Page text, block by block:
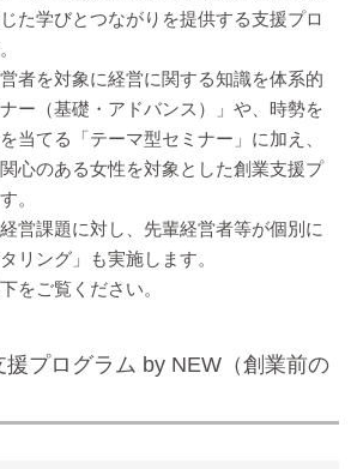
た学びとつながりを提供する支援プロ
者を対象に経営に関する知識を体系的
ー（基礎・アドバンス）」や、時勢を
当てる「テーマ型セミナー」に加え、
心のある女性を対象とした創業支援プ
。
営課題に対し、先輩経営者等が個別に
リング」も実施します。
をご覧ください。
プログラム by NEW（創業前の